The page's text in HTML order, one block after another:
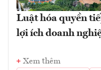
Luật hóa quyền
lợi ích doanh
Xem thêm